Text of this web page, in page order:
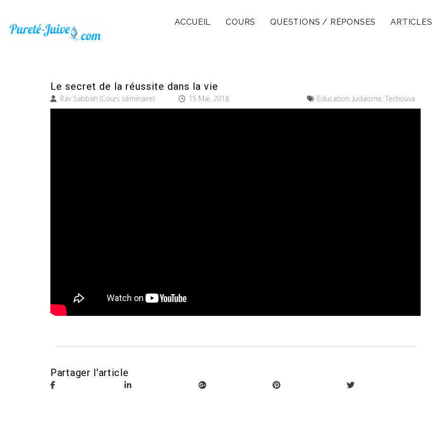
ACCUEIL COURS QUESTIONS / RÉPONSES ARTICLES
Le secret de la réussite dans la vie
Rav Sabbah (Cours séminaire) 15 Mai, 2018 Education, Judaïsme, Techouva
Partager l'article